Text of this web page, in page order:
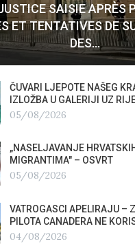
SAISIE APRÈS
ET TENTATIVES DE
DES…
ČUVARI LJEPOTE NAŠEG
IZLOŽBA U GALERIJI UZ
05/08/2026
„NASELJAVANJE
MIGRANTIMA″ – OSVRT
05/08/2026
VATROGASCI APELIRAJU –
PILOTA CANADERA NE
04/08/2026